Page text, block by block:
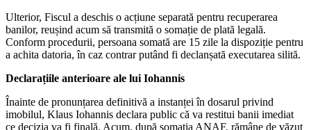
Ulterior, Fiscul a deschis o acțiune separată pentru recuperarea
banilor, reușind acum să transmită o somație de plată legală.
Conform procedurii, persoana somată are 15 zile la dispoziție pentru
a achita datoria, în caz contrar putând fi declanșată executarea silită.
Declarațiile anterioare ale lui Iohannis
Înainte de pronunțarea definitivă a instanței în dosarul privind
imobilul, Klaus Iohannis declara public că va restitui banii imediat
ce decizia va fi finală. Acum, după somația ANAF, rămâne de văzut